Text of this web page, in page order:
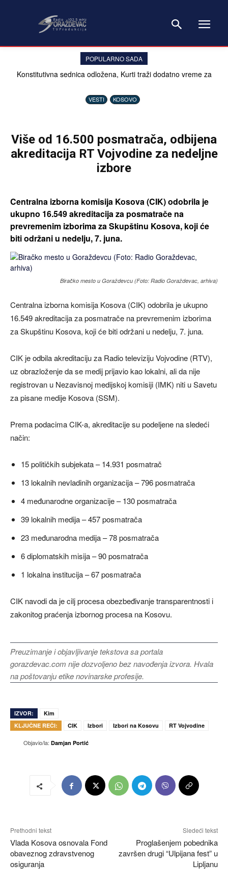
POPULARNO SADA
Konstitutivna sednica odložena, Kurti traži dodatno vreme za
VESTI KOSOVO
Više od 16.500 posmatrača, odbijena
akreditacija RT Vojvodine za nedeljne
izbore
Centralna izborna komisija Kosova (CIK) odobrila je
ukupno 16.549 akreditacija za posmatrače na
prevremenim izborima za Skupštinu Kosova, koji će
biti održani u nedelju, 7. juna.
Biračko mesto u Goraždevcu (Foto: Radio Goraždevac, arhiva)
Centralna izborna komisija Kosova (CIK) odobrila je ukupno
16.549 akreditacija za posmatrače na prevremenim izborima
za Skupštinu Kosova, koji će biti održani u nedelju, 7. juna.
CIK je odbila akreditaciju za Radio televiziju Vojvodine (RTV),
uz obrazloženje da se medij prijavio kao lokalni, ali da nije
registrovan u Nezavisnoj medijskoj komisiji (IMK) niti u Savetu
za pisane medije Kosova (SSM).
Prema podacima CIK-a, akreditacije su podeljene na sledeći
način:
15 političkih subjekata – 14.931 posmatrač
13 lokalnih nevladinih organizacija – 796 posmatrača
4 međunarodne organizacije – 130 posmatrača
39 lokalnih medija – 457 posmatrača
23 međunarodna medija – 78 posmatrača
6 diplomatskih misija – 90 posmatrača
1 lokalna institucija – 67 posmatrača
CIK navodi da je cilj procesa obezbeđivanje transparentnosti i
zakonitog praćenja izbornog procesa na Kosovu.
Preuzimanje i objavljivanje tekstova sa portala
gorazdevac.com nije dozvoljeno bez navođenja izvora. Hvala
na poštovanju etike novinarske profesije.
IZVOR:
Kim
KLJUČNE REČI:
CIK Izbori Izbori na Kosovu RT Vojvodine
Objavio/la: Damjan Portić
Prethodni tekst
Vlada Kosova osnovala Fond
obaveznog zdravstvenog
osiguranja
Sledeći tekst
Proglašenjem pobednika
završen drugi “Ulpijana fest” u
Lipljanu